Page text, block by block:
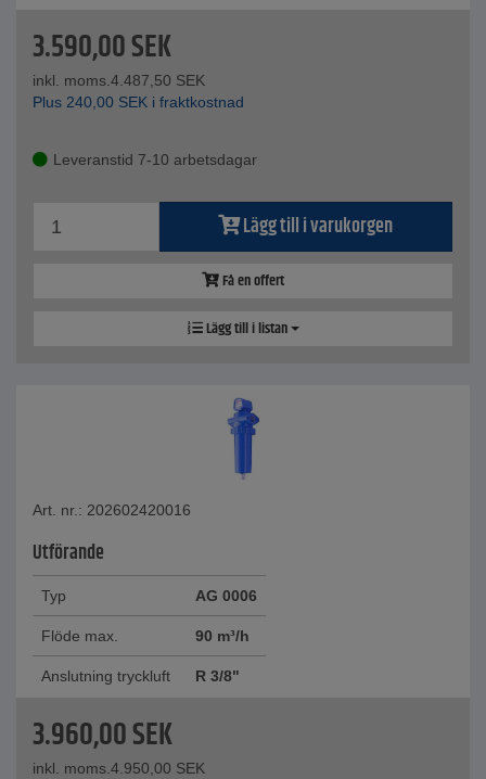
3.590,00SEK
inkl. moms.4.487,50 SEK
Plus 240,00 SEK i fraktkostnad
Leveranstid 7-10 arbetsdagar
Lägg till i varukorgen
Få en offert
Lägg till i listan
Art. nr.: 202602420016
Utförande
Typ AG 0006
Flöde max. 90 m³/h
Anslutning tryckluft R 3/8"
3.960,00SEK
inkl. moms.4.950,00 SEK